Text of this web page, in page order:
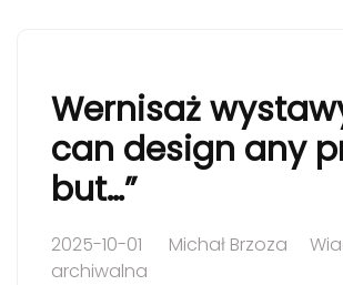
Wernisaż
can design any
but…”
2025-10-01 Michał Brzoza
archiwalna